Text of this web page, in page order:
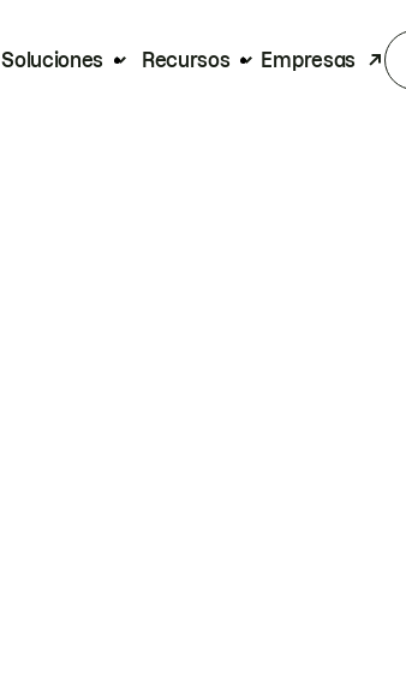
Soluciones Recursos Empresas